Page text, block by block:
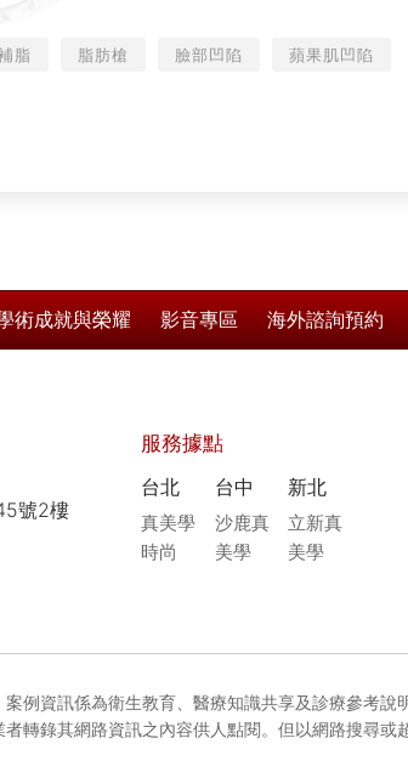
脂 脂肪槍 臉部凹陷 蘋果肌凹陷
術成就與榮耀 影音專區 海外諮詢預約
號2樓
服務據點
台北
真美學
時尚
台中
沙鹿真
美學
新北
立新真
美學
例資訊係為衛生教育、醫療知識共享及診療參考
轉錄其網路資訊之內容供人點閱。但以網路搜尋